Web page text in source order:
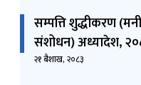
सम्पत्ति शुद्धीकरण
संशोधन) अध्यादेश,
२१ बैशाख, २०८३